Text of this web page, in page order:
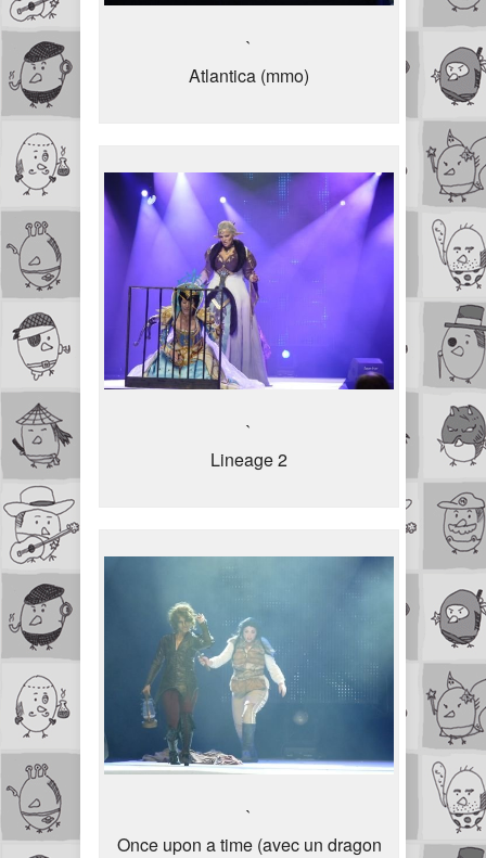
`
Atlantica (mmo)
`
Lineage 2
`
Once upon a time (avec un dragon